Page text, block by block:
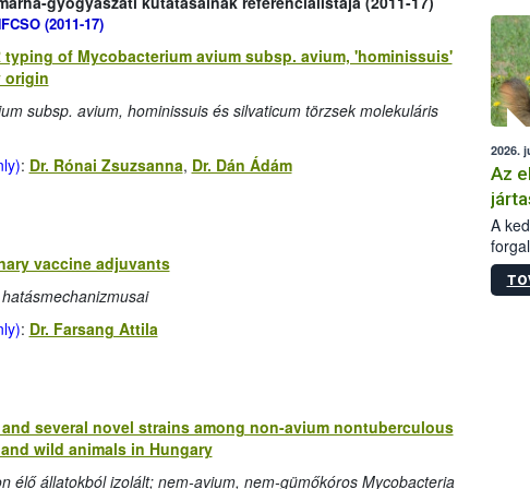
(2011-17)
typing of Mycobacterium avium subsp. avium, 'hominissuis'
origin
subsp. avium, hominissuis és silvaticum törzsek molekuláris
: Dr. Rónai Zsuzsanna, Dr. Dán Ádám
vaccine adjuvants
: Dr. Farsang Attila
several novel strains among non-avium nontuberculous
wild animals in Hungary
élő állatokból izolált; nem-avium, nem-gümőkóros Mycobacteria
2026.
Az
A